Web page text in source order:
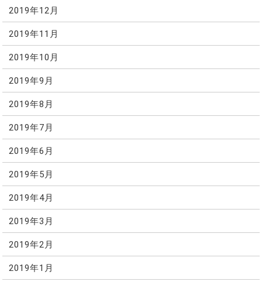
2019年12月
2019年11月
2019年10月
2019年9月
2019年8月
2019年7月
2019年6月
2019年5月
2019年4月
2019年3月
2019年2月
2019年1月